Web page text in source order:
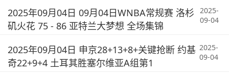
2025年09月04日 09月04日WNBA常规赛 洛杉
矶火花 75 - 86 亚特兰大梦想 全场集锦
2025-
09-04
2025年09月04日 申京28+13+8+关键抢断 约基
奇22+9+4 土耳其胜塞尔维亚A组第1
2025-
09-04